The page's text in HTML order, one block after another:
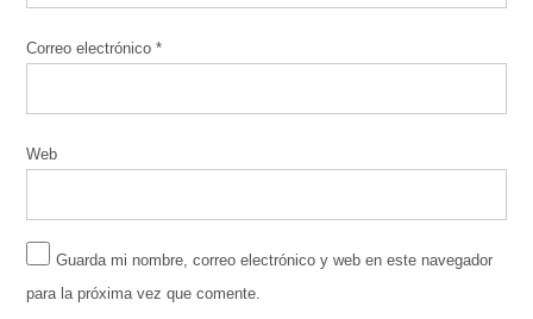
Correo electrónico*
Web
Guarda mi nombre, correo electrónico y web en este navegador
para la próxima vez que comente.